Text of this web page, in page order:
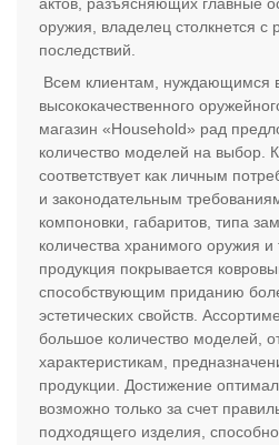
оружия, владелец столкнется с
последствий.
Всем клиентам, нуждающимся
высококачественного
магазин «Household» рад
количество моделей на выбор.
соответствует как личным
и законодательным
компоновки, габаритов, типа
количества хранимого оружия и
продукция покрывается
способствующим приданию
эстетических свойств.
большое количество моделей,
характеристикам,
продукции. Достижение
возможно только за счет
подходящего изделия,